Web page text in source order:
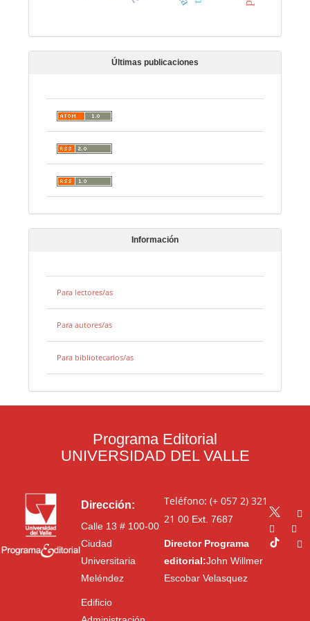
Últimas publicaciones
Información
Para lectores/as
Para autores/as
Para bibliotecarios/as
Programa Editorial
UNIVERSIDAD DEL VALLE
Dirección:
Calle 13 # 100-00
Ciudad
Universitaria
Meléndez
Edificio
Teléfono: (+ 057 2) 321
21 00Ext. 7687
Director Programa
editorial:John Willmer
Escobar Velasquez